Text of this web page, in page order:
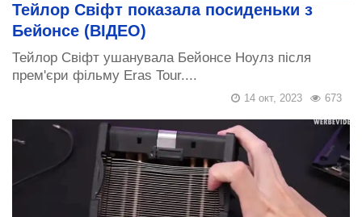
Тейлор Свіфт показала посиденьки з
Бейонсе (ВІДЕО)
Тейлор Свіфт ушанувала Бейонсе Ноулз після
прем'єри фільму Eras Tour....
673
14 окт, 2023